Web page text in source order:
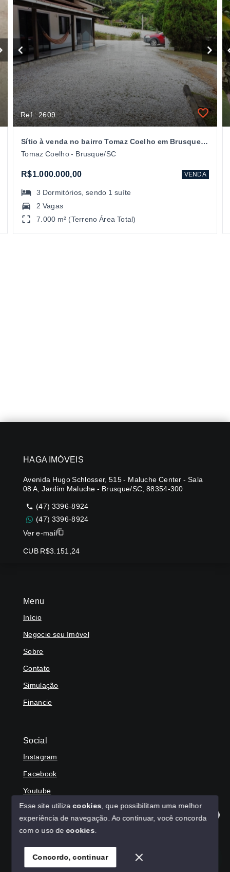
Ref.: 2609
Sítio à venda no bairro Tomaz Coelho em Brusque/SC
Tomaz Coelho - Brusque/SC
R$1.000.000,00 VENDA
3 Dormitórios , sendo 1 suíte
2 Vagas
7.000 m² (Terreno Área Total)
Olá! Agradecemos seu contato, como podemos ajudar?
Menu
Início
Negocie seu Imóvel
Sobre
Contato
Simulação
Financie
Social
Instagram
Facebook
Youtube
© Copyright 2026 - HAGA IMÓVEIS - Todos os direitos
SITE PARA IMOBILIARIA
HAGA IMÓVEIS
Avenida Hugo Schlosser, 515 - Maluche Center - Sala
08 A, Jardim Maluche - Brusque/SC, 88354-300
(47) 3396-8924
(47) 3396-8924
Ver e-mail
CUB R$3.151,24
Esse site utilizacookies , que possibilitam uma melhor
experiência de navegação. Ao continuar, você concorda
com o uso decookies
Concordo, continuar